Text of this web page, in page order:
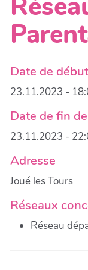
Date de
23.11.2023 -
Date de fin
23.11.2023 -
Adresse
Joué les Tours
Réseaux
Réseau